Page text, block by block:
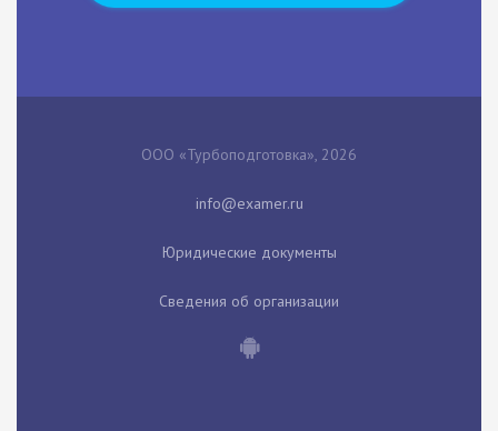
ООО «Турбоподготовка», 2026
Юридические документы
Сведения об организации